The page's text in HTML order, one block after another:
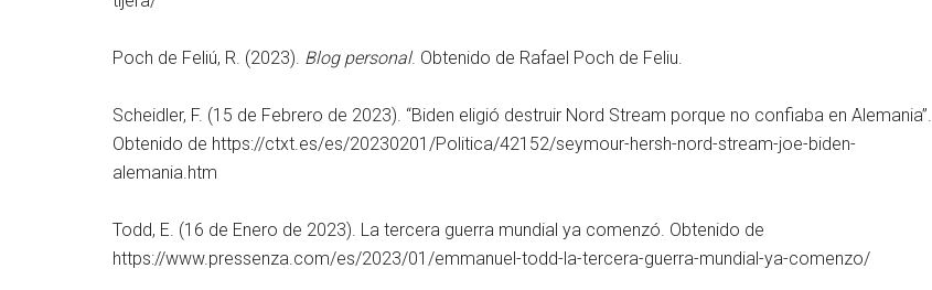
Poch de Feliú, R. (2023). Blog personal. Obtenido de Rafael Poch de Feliu.
Scheidler, F. (15 de Febrero de 2023). “Biden eligió destruir Nord Stream porque no confiaba en Alemania”.
Obtenido de https://ctxt.es/es/20230201/Politica/42152/seymour-hersh-nord-stream-joe-biden-
alemania.htm
Todd, E. (16 de Enero de 2023). La tercera guerra mundial ya comenzó. Obtenido de
https://www.pressenza.com/es/2023/01/emmanuel-todd-la-tercera-guerra-mundial-ya-comenzo/